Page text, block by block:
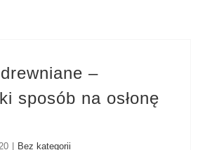
–
sposób na osłonę
Bez kategorii